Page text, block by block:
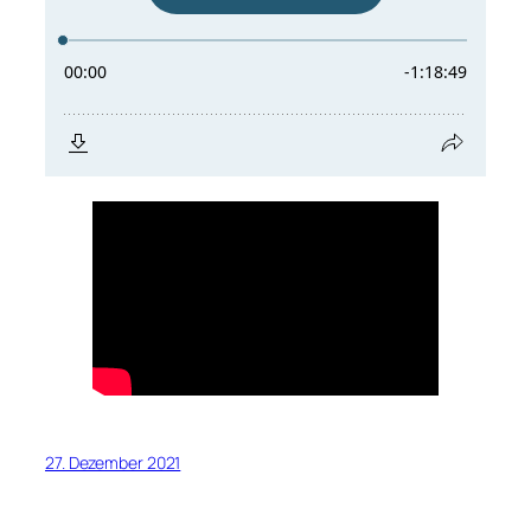
27. Dezember 2021